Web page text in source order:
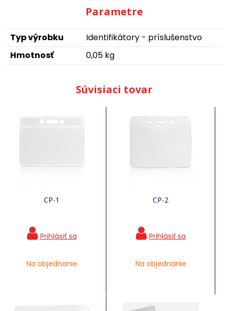
Parametre
Typ výrobku
Identifikátory - príslušenstvo
Hmotnosť
0,05 kg
Súvisiaci tovar
CP-1
Na objednanie
CP-2
Na objednanie